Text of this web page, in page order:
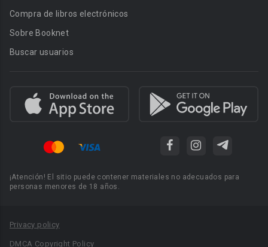
Compra de libros electrónicos
Sobre Booknet
Buscar usuarios
¡Atención! El sitio puede contener materiales no adecuados para
personas menores de 18 años.
Privacy policy
DMCA Copyright Policy